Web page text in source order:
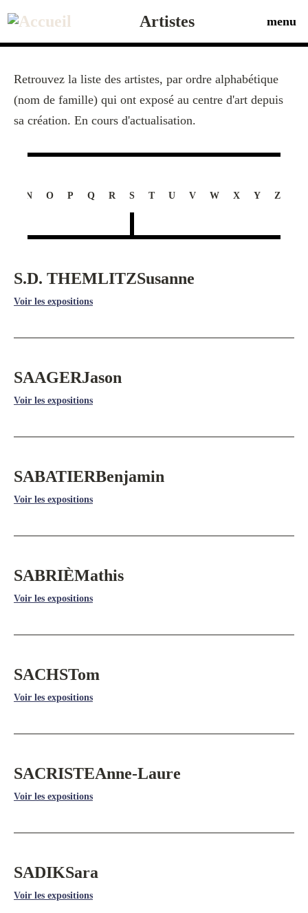
au
contenu
principal
Artistes menu
Retrouvez la liste des artistes, par ordre alphabétique
(nom de famille) qui ont exposé au centre d'art depuis
sa création. En cours d'actualisation.
N O P Q R S T U V W X Y Z
S.D. THEMLITZSusanne
Voir les expositions
SAAGERJason
Voir les expositions
SABATIERBenjamin
Voir les expositions
SABRIÈMathis
Voir les expositions
SACHSTom
Voir les expositions
SACRISTEAnne-Laure
Voir les expositions
SADIKSara
Voir les expositions